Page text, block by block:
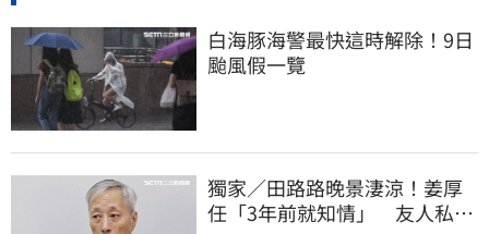
白海豚海警最快這時解除！9日
颱風假一覽
獨家／田路路晚景淒涼！姜厚
任「3年前就知情」 友人私下